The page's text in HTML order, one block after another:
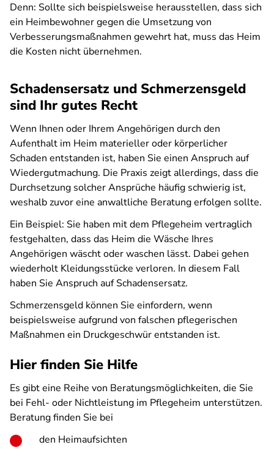
Denn: Sollte sich beispielsweise herausstellen, dass sich
ein Heimbewohner gegen die Umsetzung von
Verbesserungsmaßnahmen gewehrt hat, muss das Heim
die Kosten nicht übernehmen.
Schadensersatz und Schmerzensgeld
sind Ihr gutes Recht
Wenn Ihnen oder Ihrem Angehörigen durch den
Aufenthalt im Heim materieller oder körperlicher
Schaden entstanden ist, haben Sie einen Anspruch auf
Wiedergutmachung. Die Praxis zeigt allerdings, dass die
Durchsetzung solcher Ansprüche häufig schwierig ist,
weshalb zuvor eine anwaltliche Beratung erfolgen sollte.
Ein Beispiel: Sie haben mit dem Pflegeheim vertraglich
festgehalten, dass das Heim die Wäsche Ihres
Angehörigen wäscht oder waschen lässt. Dabei gehen
wiederholt Kleidungsstücke verloren. In diesem Fall
haben Sie Anspruch auf Schadensersatz.
Schmerzensgeld können Sie einfordern, wenn
beispielsweise aufgrund von falschen pflegerischen
Maßnahmen ein Druckgeschwür entstanden ist.
Hier finden Sie Hilfe
Es gibt eine Reihe von Beratungsmöglichkeiten, die Sie
bei Fehl- oder Nichtleistung im Pflegeheim unterstützen.
Beratung finden Sie bei
den Heimaufsichten